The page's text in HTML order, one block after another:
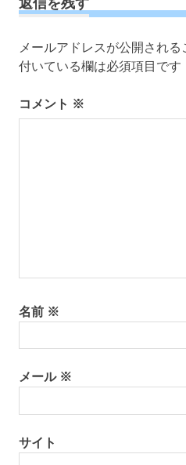
ゲ
ー
シ
ン
メールアドレスが公開される
付いている欄は必須項目です
コメント ※
名前 ※
メール ※
サイト